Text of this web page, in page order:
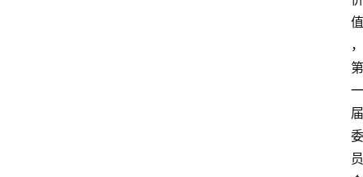
值
，
第
一
届
委
员